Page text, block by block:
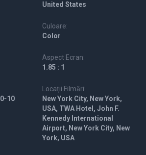
United States
Culoare:
Color
Aspect Ecran:
1.85 : 1
10
Locații Filmări:
New York City, New York,
USA, TWA Hotel, John F.
Kennedy International
Airport, New York City, New
York, USA